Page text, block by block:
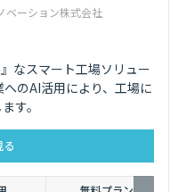
ベーション株式会社
なスマート工場ソリュー
のAI活用により、工場に
す。
る